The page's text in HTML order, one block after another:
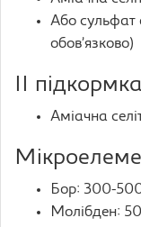
Або
обов’язково)
II підкормка
Аміачна
Бор: 300-
Молібден: